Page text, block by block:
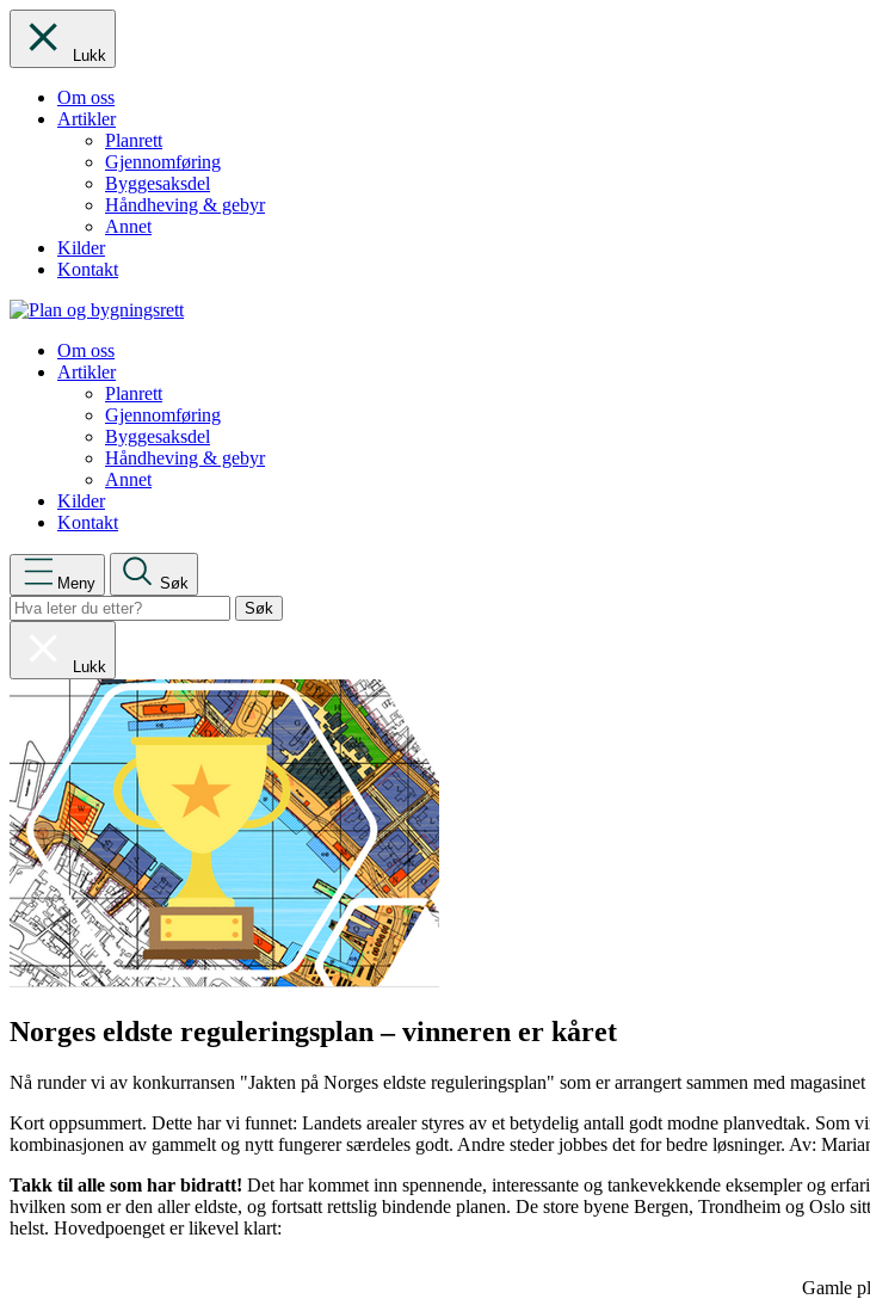
Lukk
Om oss
Artikler
Planrett
Gjennomføring
Byggesaksdel
Håndheving & gebyr
Annet
Kilder
Kontakt
Om oss
Artikler
Planrett
Gjennomføring
Byggesaksdel
Håndheving & gebyr
Annet
Kilder
Kontakt
Meny Søk
Lukk
Norges eldste reguleringsplan – vinneren er kåret
Nå runder vi av konkurransen "Jakten på Norges eldste reguleringsplan" som er arrangert sammen med
Kort oppsummert. Dette har vi funnet: Landets arealer styres av et betydelig antall godt modne planvedtak. Som
kombinasjonen av gammelt og nytt fungerer særdeles godt. Andre steder jobbes det for bedre løsninger. Av:
Takk til alle som har bidratt! Det har kommet inn spennende, interessante og tankevekkende eksempler og
hvilken som er den aller eldste, og fortsatt rettslig bindende planen. De store byene Bergen, Trondheim og Oslo
helst. Hovedpoenget er likevel klart:
Gamle